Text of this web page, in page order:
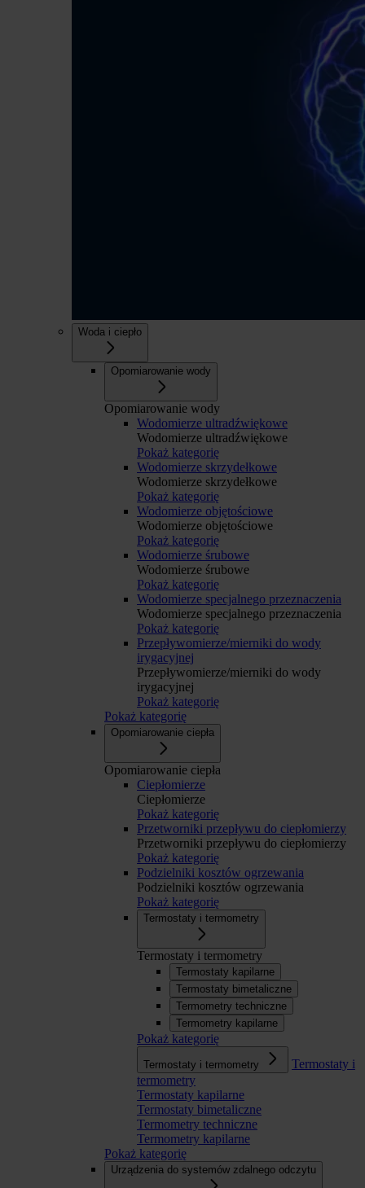
Woda i ciepło
Opomiarowanie wody
Opomiarowanie wody
Wodomierze ultradźwiękowe
Wodomierze ultradźwiękowe
Pokaż kategorię
Wodomierze skrzydełkowe
Wodomierze skrzydełkowe
Pokaż kategorię
Wodomierze objętościowe
Wodomierze objętościowe
Pokaż kategorię
Wodomierze śrubowe
Wodomierze śrubowe
Pokaż kategorię
Wodomierze specjalnego przeznaczenia
Wodomierze specjalnego przeznaczenia
Pokaż kategorię
Przepływomierze/mierniki do wody
irygacyjnej
Przepływomierze/mierniki do wody
irygacyjnej
Pokaż kategorię
Pokaż kategorię
Opomiarowanie ciepła
Opomiarowanie ciepła
Ciepłomierze
Ciepłomierze
Pokaż kategorię
Przetworniki przepływu do ciepłomierzy
Przetworniki przepływu do ciepłomierzy
Pokaż kategorię
Podzielniki kosztów ogrzewania
Podzielniki kosztów ogrzewania
Pokaż kategorię
Termostaty i termometry
Termostaty i termometry
Termostaty kapilarne
Termostaty bimetaliczne
Termometry techniczne
Termometry kapilarne
Pokaż kategorię
Termostaty i termometry
Termostaty i
termometry
Termostaty kapilarne
Termostaty bimetaliczne
Termometry techniczne
Termometry kapilarne
Pokaż kategorię
Urządzenia do systemów zdalnego odczytu